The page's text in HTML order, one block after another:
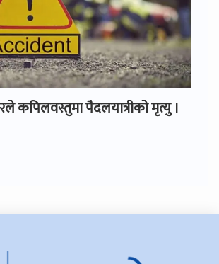
कपिलवस्तुमा पैदलयात्रीको मृत्यु ।